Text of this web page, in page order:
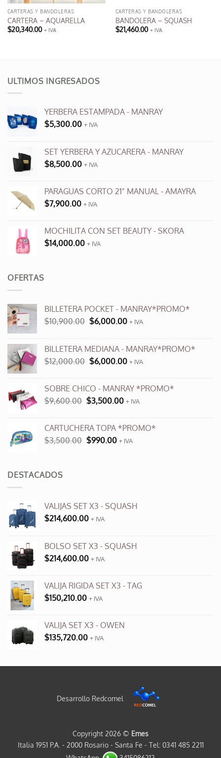
CARTERAS Y BANDOLERAS
CARTERA – AQUARELLA
$20,340.00 + IVA
variantes.
pueden
elegir
página
de
CARTERAS Y BANDOLERAS
BANDOLERA – SQUASH
$21,460.00 + IVA
ULTIMOS INGRESADOS
YERBERA ESTAMPADA - MANRAY
$5,300.00 + IVA
SET YERBERA Y AZUCARERA - MANRAY
$8,500.00 + IVA
PARAGUAS CORTO 21" MANUAL - AMAYRA
$7,900.00 + IVA
MOCHILITA CON SET BEAUTY - SKORA
$14,000.00 + IVA
OFERTAS
BILLETERA POCKET - MANRAY*PROMO*
$10,900.00 El
era:
$10,900.00.
$6,000.00El
es:
$6,000.00.
+ IVA
BILLETERA MEDIANA - MANRAY*PROMO*
$12,000.00 El
era:
$12,000.00.
$6,000.00El
es:
$6,000.00.
+ IVA
SOBRE CHICO - MANRAY *PROMO*
$9,600.00 El
era:
$9,600.00.
$3,500.00El
es:
$3,500.00.
+ IVA
CARTUCHERA TOPA *PROMO*
$3,500.00 El
$990.00El+ IVA
DESTACADOS
VALIJAS SET X3 - SQUASH
$214,600.00 + IVA
BOLSO SET X3 - SQUASH
$214,600.00 + IVA
VALIJA RIGIDA SET X3 - TAG
$150,210.00 + IVA
VALIJA SET X3 - OWEN
$135,720.00 + IVA
Desarrollo Redcomel
Copyright 2026 © Emes
Italia 1951 P.A. - 2000 Rosario - Santa Fe - Tel: 0341 485 2211